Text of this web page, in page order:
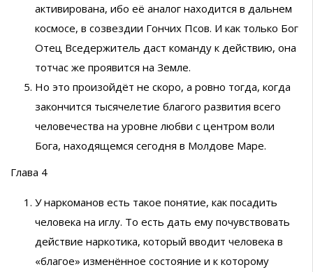
активирована, ибо её аналог находится в дальнем
космосе, в созвездии Гончих Псов. И как только Бог
Отец Вседержитель даст команду к действию, она
тотчас же проявится на Земле.
Но это произойдёт не скоро, а ровно тогда, когда
закончится тысячелетие благого развития всего
человечества на уровне любви с центром воли
Бога, находящемся сегодня в Молдове Маре.
Глава 4
У наркоманов есть такое понятие, как посадить
человека на иглу. То есть дать ему почувствовать
действие наркотика, который вводит человека в
«благое» изменённое состояние и к которому